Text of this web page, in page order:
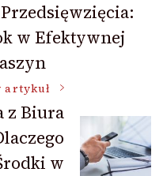
w Efektywnej
artykuł
z Biura
w